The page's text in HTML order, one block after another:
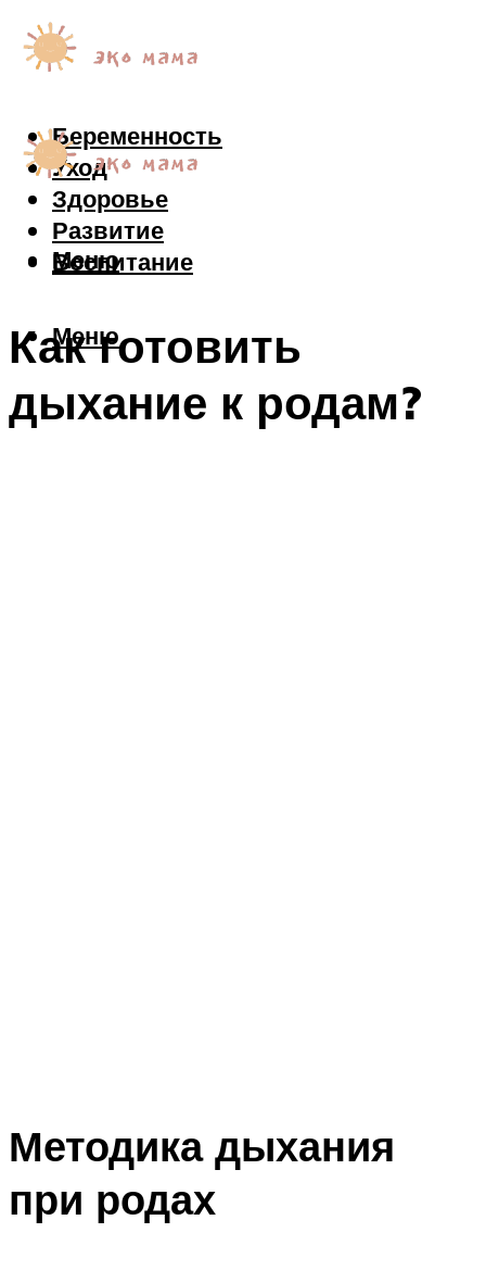
Беременность
Уход
Здоровье
Развитие
Воспитание
Меню
Меню
Как готовить
дыхание к родам?
Методика дыхания
при родах